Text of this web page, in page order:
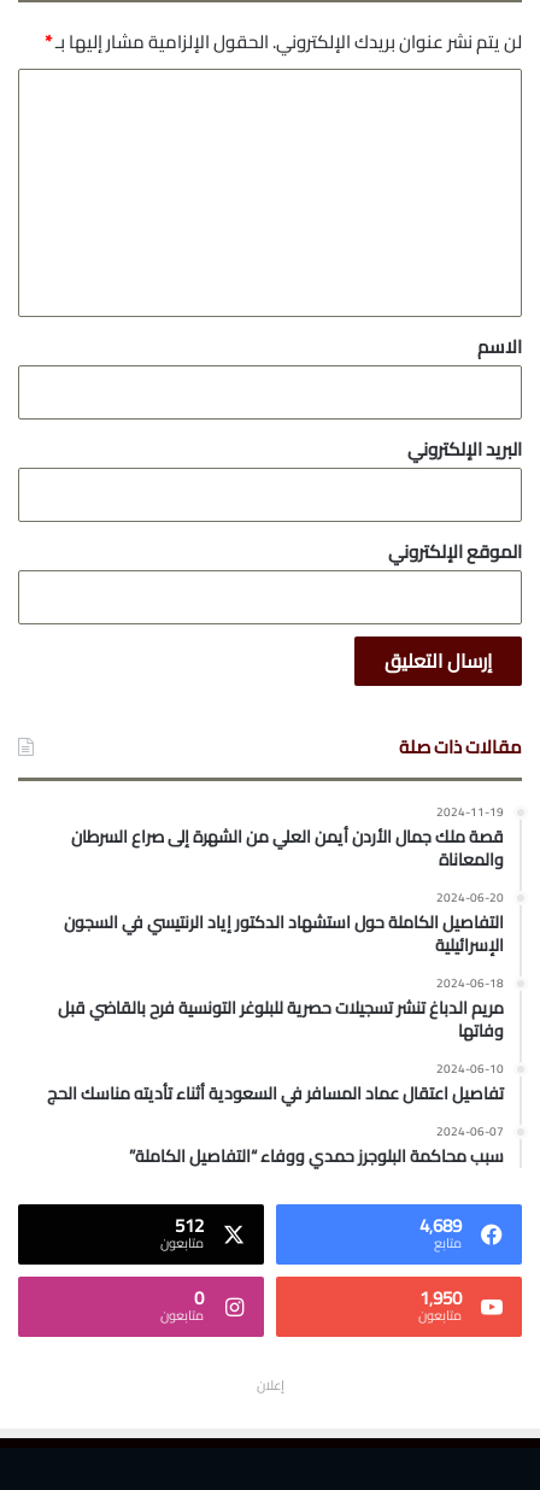
لن يتم نشر عنوان بريدك الإلكتروني.الحقول الإلزامية مشار إليها بـ*
*
الاسم
البريد الإلكتروني
الموقع الإلكتروني
مقالات ذات صلة
2024-11-19
قصة ملك جمال الأردن أيمن العلي من الشهرة إلى صراع السرطان
والمعاناة
2024-06-20
التفاصيل الكاملة حول استشهاد الدكتور إياد الرنتيسي في السجون
الإسرائيلية
2024-06-18
مريم الدباغ تنشر تسجيلات حصرية للبلوغر التونسية فرح بالقاضي قبل
وفاتها
2024-06-10
تفاصيل اعتقال عماد المسافر في السعودية أثناء تأديته مناسك الحج
2024-06-07
سبب محاكمة البلوجرز حمدي ووفاء “التفاصيل الكاملة”
4٬689
متابع 512
متابعون
1٬950
متابعون 0
متابعون
إعلان